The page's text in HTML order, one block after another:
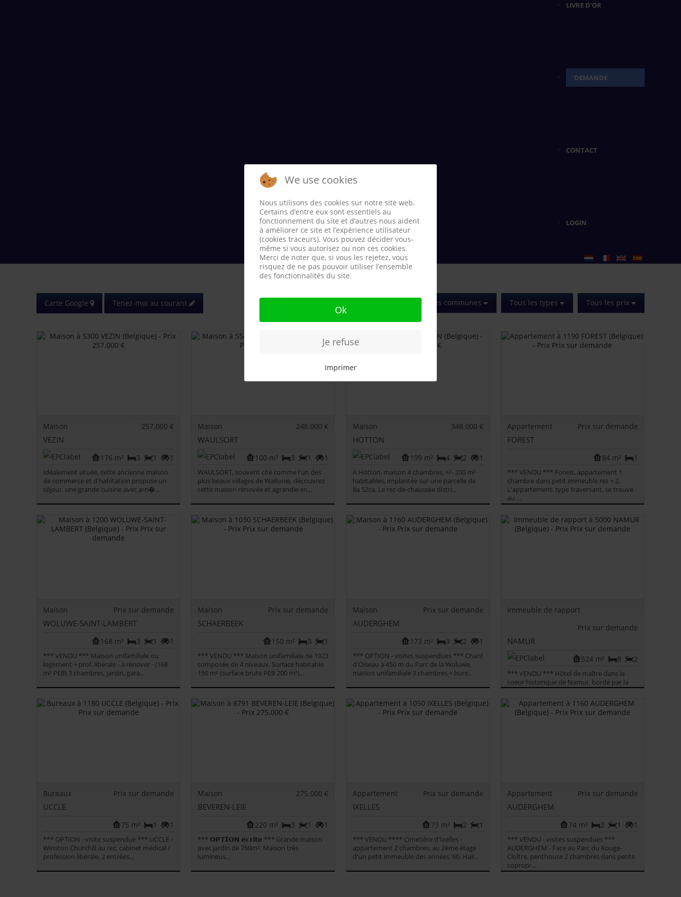
LIVRE D'OR
DEMANDE
CONTACT
LOGIN
Carte Google Tenez-moi au courant Toutes les communes Tous les types Tous les prix
Maison 257.000 €
VEZIN
1
1
3
176 m²
Idéalement située, cette ancienne maison
de commerce et d'habitation propose un
séjour, une grande cuisine avec arri�...
Maison 248.000 €
WAULSORT
1
1
3
100 m²
WAULSORT, souvent cité comme l'un des
plus beaux villages de Wallonie, découvrez
cette maison rénovée et agrandie en...
Maison 348.000 €
HOTTON
1
2
4
199 m²
À Hotton, maison 4 chambres, +/- 200 m²
habitables, implantée sur une parcelle de
8a 52ca. Le rez-de-chaussée distri...
Appartement Prix sur demande
FOREST
1
84 m²
*** VENDU *** Forest, appartement 1
chambre dans petit immeuble rez + 2.
L'appartement, type traversant, se trouve
au ...
Maison Prix sur demande
WOLUWE-SAINT-LAMBERT
1
1
3
168 m²
*** VENDU *** Maison unifamiliale ou
logement + prof. libérale - à rénover - (168
m² PEB) 3 chambres, jardin, gara...
Maison Prix sur demande
SCHAERBEEK
1
3
150 m²
*** VENDU *** Maison unifamiliale de 1923
composée de 4 niveaux. Surface habitable
150 m² (surface brute PEB 200 m²)...
Maison Prix sur demande
AUDERGHEM
1
2
3
173 m²
*** OPTION - visites suspendues *** Chant
d'Oiseau à 450 m du Parc de la Woluwe,
maison unifamiliale 3 chambres + bure...
Immeuble de rapport
Prix sur demande
NAMUR
2
8
524 m²
*** VENDU *** Hôtel de maître dans le
coeur historique de Namur, bordé par la
Sambre, face à la Citadelle et à cô...
Bureaux Prix sur demande
UCCLE
1
1
75 m²
*** OPTION - visite suspendue *** UCCLE -
Winston Churchill au rez, cabinet médical /
profession libérale. 2 entrées...
Maison 275.000 €
BEVEREN-LEIE
1
1
3
220 m²
*** 𝗢𝗣𝗧𝗜𝗢𝗡 𝗲́𝗰𝗿𝗶𝘁𝗲 *** Grande maison
avec jardin de 760m². Maison très
lumineus...
Appartement Prix sur demande
IXELLES
1
2
73 m²
*** VENDU **** Cimetière d'Ixelles -
appartement 2 chambres, au 2ème étage
d'un petit immeuble des années '60. Hall...
Appartement Prix sur demande
AUDERGHEM
1
1
2
74 m²
*** VENDU - visites suspendues ***
AUDERGHEM - Face au Parc du Rouge-
Cloître, penthouse 2 chambres dans petite
copropr...
We use cookies
Nous utilisons des cookies sur notre site web.
Certains d’entre eux sont essentiels au
fonctionnement du site et d’autres nous aident
à améliorer ce site et l’expérience utilisateur
(cookies traceurs). Vous pouvez décider vous-
même si vous autorisez ou non ces cookies.
Merci de noter que, si vous les rejetez, vous
risquez de ne pas pouvoir utiliser l’ensemble
des fonctionnalités du site.
Ok
Je refuse
Imprimer